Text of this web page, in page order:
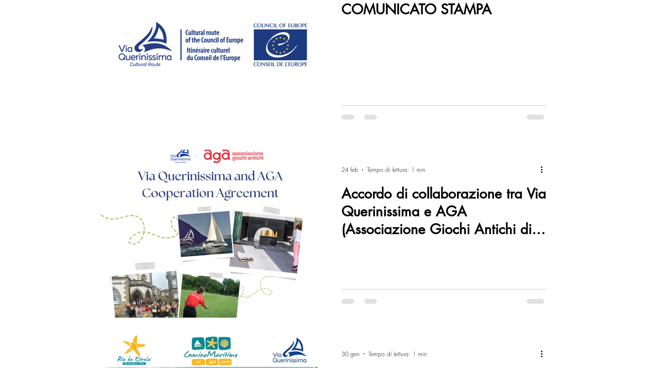
COMUNICATO STAMPA
Accordo di collaborazione tra Via
Querinissima e AGA
(Associazione Giochi Antichi di
24 feb Tempo di lettura: 1 min
30 gen Tempo di lettura: 1 min